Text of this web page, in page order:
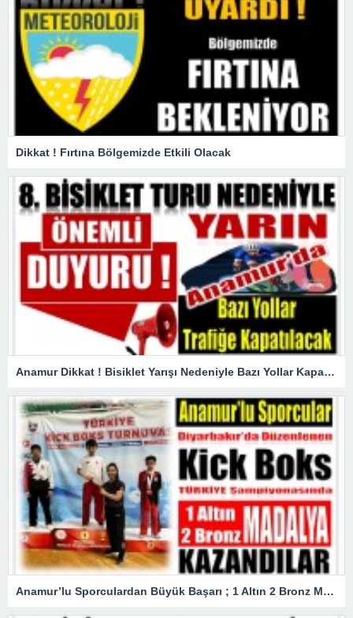
Dikkat ! Fırtına Bölgemizde Etkili Olacak
Anamur Dikkat ! Bisiklet Yarışı Nedeniyle Bazı Yollar Kapanacak
Anamur’lu Sporculardan Büyük Başarı ; 1 Altın 2 Bronz Madalya Kazandılar